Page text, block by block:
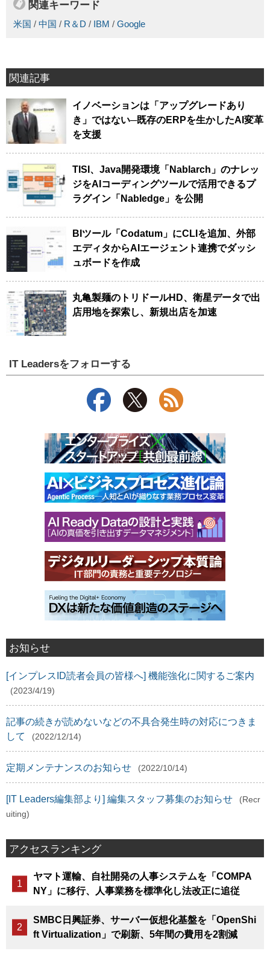
関連キーワード
米国 / 中国 / R＆D / IBM / Google
関連記事
イノベーションは「アップグレードあり
き」ではない─既存のERPを生かしたAI変革
を支援
TISI、Java開発環境「Nablarch」のナレッ
ジをAIコーディングツールで活用できるプ
ラグイン「Nabledge」を公開
BIツール「Codatum」にCLIを追加、外部
エディタからAIエージェント連携でダッシ
ュボードを作成
丸亀製麺のトリドールHD、衛星データで出
店用地を探索し、新規出店を加速
IT Leadersをフォローする
お知らせ
[インプレスID読者会員の皆様へ] 機能強化に関するご案内
(2023/4/19)
記事の続きが読めないなどの不具合発生時の対応につきま
して
(2022/12/14)
定期メンテナンスのお知らせ (2022/10/14)
[IT Leaders編集部より] 編集スタッフ募集のお知らせ
(Recr
uiting)
アクセスランキング
ヤマト運輸、自社開発の人事システムを「COMPA
NY」に移行、人事業務を標準化し法改正に追従
SMBC日興証券、サーバー仮想化基盤を「OpenShi
ft Virtualization」で刷新、5年間の費用を2割減